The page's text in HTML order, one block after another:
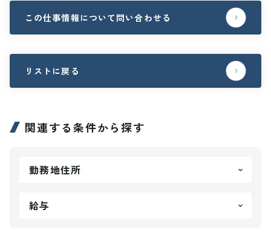
この仕事情報について問い合わせる
リストに戻る
関連する条件から探す
勤務地住所
給与